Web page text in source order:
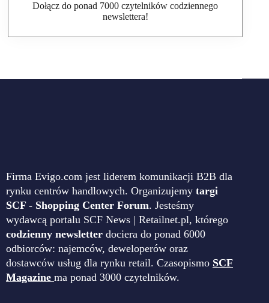
Dołącz do ponad 7000 czytelników codziennego
newslettera!
Firma Evigo.com jest liderem komunikacji B2B dla
rynku centrów handlowych. Organizujemy targi
SCF - Shopping Center Forum. Jesteśmy
wydawcą portalu SCF News | Retailnet.pl, którego
codzienny newsletter dociera do ponad 6000
odbiorców: najemców, deweloperów oraz
dostawców usług dla rynku retail. Czasopismo SCF
Magazine ma ponad 3000 czytelników.